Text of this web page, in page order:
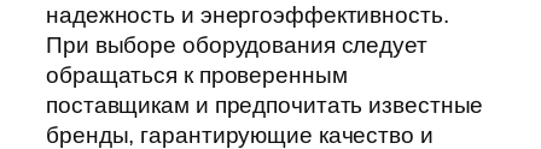
надежность и энергоэффективность.
При выборе оборудования следует
обращаться к проверенным
поставщикам и предпочитать известные
бренды, гарантирующие качество и